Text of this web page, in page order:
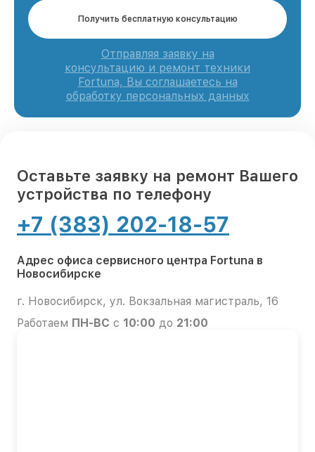
Получить бесплатную консультацию
Отправляя заявку на
консультацию и ремонт техники
Fortuna, Вы соглашаетесь на
обработку персональных данных
Оставьте заявку на ремонт Вашего
устройства по телефону
+7 (383) 202-18-57
Адрес офиса сервисного центра Fortuna в
Новосибирске
г. Новосибирск, ул. Вокзальная магистраль, 16
Работаем ПН-ВС с 10:00 до 21:00